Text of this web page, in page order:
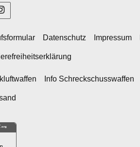
Datenschutz Impressum
Info Schreckschusswaffen
.org